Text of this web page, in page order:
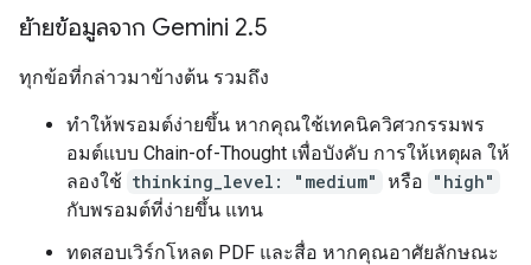
ย้ายข้อมูลจาก Gemini 2.5
ทุกข้อที่กล่าวมาข้างต้น รวมถึง
ทำให้พรอมต์ง่ายขึ้น หากคุณใช้เทคนิควิศวกรรมพร
อมต์แบบ Chain-of-Thought เพื่อบังคับ การให้เหตุผล ให้
ลองใช้ thinking_level: "medium" หรือ "high"
กับพรอมต์ที่ง่ายขึ้น แทน
ทดสอบเวิร์กโหลด PDF และสื่อ หากคุณอาศัยลักษณะ